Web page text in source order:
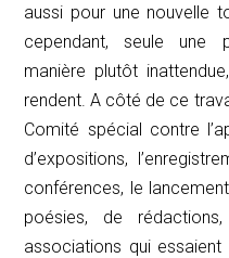
aussi pour une nouvelle
cependant, seule une
manière plutôt inattendue,
rendent. A côté de ce
Comité spécial contre
d’expositions,
conférences, le
poésies, de
associations qui